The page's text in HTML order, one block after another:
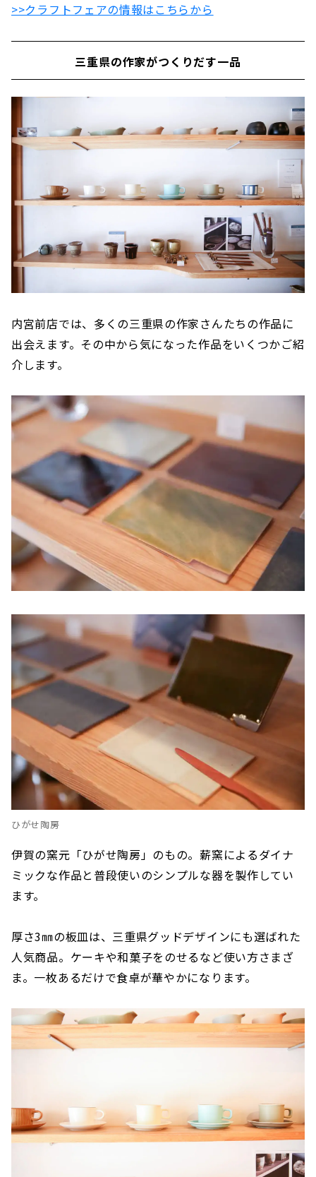
>>クラフトフェアの情報はこちらから
三重県の作家がつくりだす一品
内宮前店では、多くの三重県の作家さんたちの作品に
出会えます。その中から気になった作品をいくつかご紹
介します。
ひがせ陶房
伊賀の窯元「ひがせ陶房」のもの。薪窯によるダイナ
ミックな作品と普段使いのシンプルな器を製作してい
ます。
厚さ3㎜の板皿は、三重県グッドデザインにも選ばれた
人気商品。ケーキや和菓子をのせるなど使い方さまざ
ま。一枚あるだけで食卓が華やかになります。